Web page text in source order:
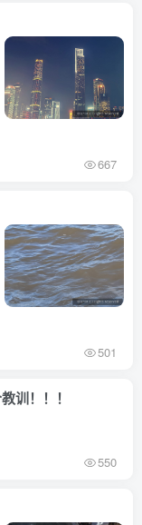
667
501
训！！！
550